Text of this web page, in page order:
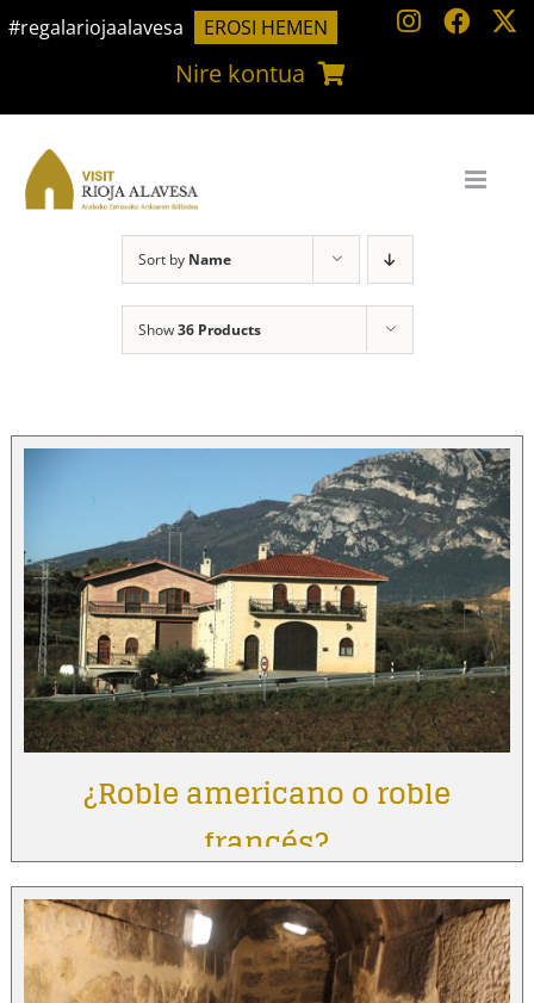
Skip
#regalariojaalavesa EROSI HEMEN
Nire kontua
Sort by Name
Show36 Products
¿Roble americano o roble
francés?